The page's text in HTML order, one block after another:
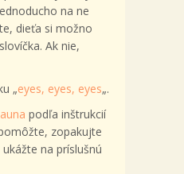
na ne
dieťa si možno
Ak nie,
„eyes, eyes, eyes„.
podľa inštrukcií
zopakujte
na príslušnú